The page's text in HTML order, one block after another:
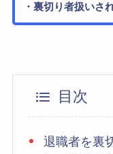
・裏切り者扱いさ
目次
退職者を裏